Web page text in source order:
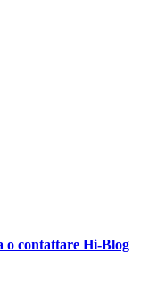
o contattare Hi-Blog